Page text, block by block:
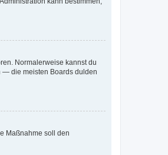
Normalerweise kannst du
— die meisten Boards dulden
Maßnahme soll den